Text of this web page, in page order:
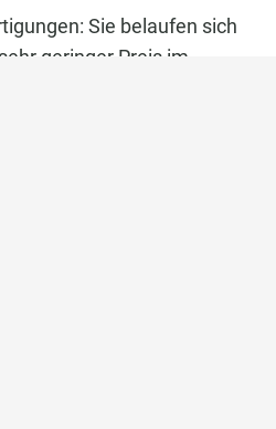
Sie belaufen sich
geringer Preis im